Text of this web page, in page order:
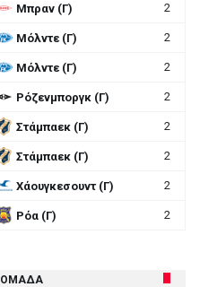
Μπραν (Γ) 2
Μόλντε (Γ) 2
Μόλντε (Γ) 2
Ρόζενμποργκ (Γ) 2
Στάμπαεκ (Γ) 2
Στάμπαεκ (Γ) 2
Χάουγκεσουντ (Γ) 2
Ρόα (Γ) 2
ΟΜΑΔΑ